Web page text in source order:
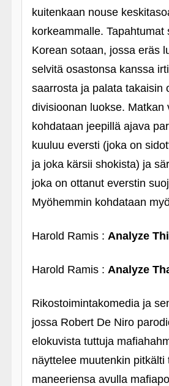
kuitenkaan nouse
korkeammalle. Tapahtumat
Korean sotaan, jossa eräs
selvitä osastonsa kanssa
saarrosta ja palata takaisin
divisioonan luokse. Matkan
kohdataan jeepillä ajava
kuuluu eversti (joka on
ja joka kärsii shokista) ja
joka on ottanut everstin
Myöhemmin kohdataan
Harold Ramis : Analyze
Harold Ramis : Analyze
Rikostoimintakomedia ja
jossa Robert De Niro
elokuvista tuttuja
näyttelee muutenkin pitkälti
maneeriensa avulla